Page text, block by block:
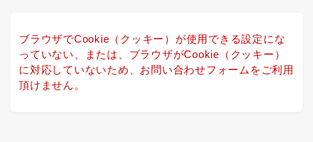
ブラウザでCookie（クッキー）が使用できる設定にな
っていない、または、ブラウザがCookie（クッキー）
に対応していないため、お問い合わせフォームをご利用
頂けません。